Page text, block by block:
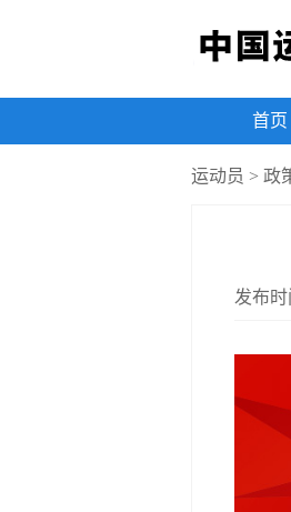
首页
运动员 > 政
发布